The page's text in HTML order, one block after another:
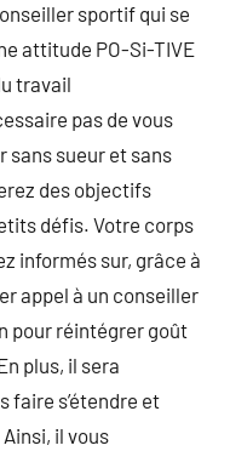
sportif qui se
attitude PO-Si-TIVE
travail
pas de vous
sans sueur et sans
des objectifs
défis. Votre corps
informés sur, grâce à
appel à un conseiller
pour réintégrer goût
plus, il sera
faire s’étendre et
il vous